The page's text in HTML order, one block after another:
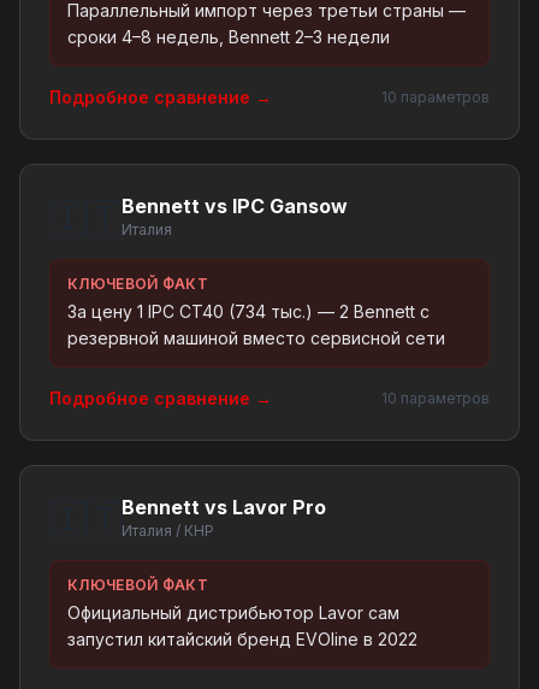
Параллельный импорт через третьи страны —
сроки 4–8 недель, Bennett 2–3 недели
Подробное сравнение → 10 параметров
Bennett vs IPC Gansow
Италия
КЛЮЧЕВОЙ ФАКТ
За цену 1 IPC CT40 (734 тыс.) — 2 Bennett с
резервной машиной вместо сервисной сети
Подробное сравнение → 10 параметров
Bennett vs Lavor Pro
Италия / КНР
КЛЮЧЕВОЙ ФАКТ
Официальный дистрибьютор Lavor сам
запустил китайский бренд EVOline в 2022